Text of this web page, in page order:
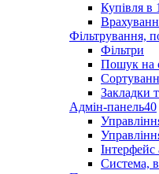
Купівля в
Фільтрування,
Фільтри
Пошук на
Закладки
Адмін-панель40
Інтерфейс
Система,